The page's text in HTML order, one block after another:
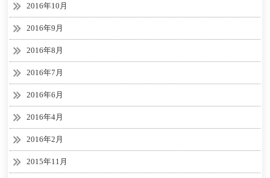
2016年10月
2016年9月
2016年8月
2016年7月
2016年6月
2016年4月
2016年2月
2015年11月